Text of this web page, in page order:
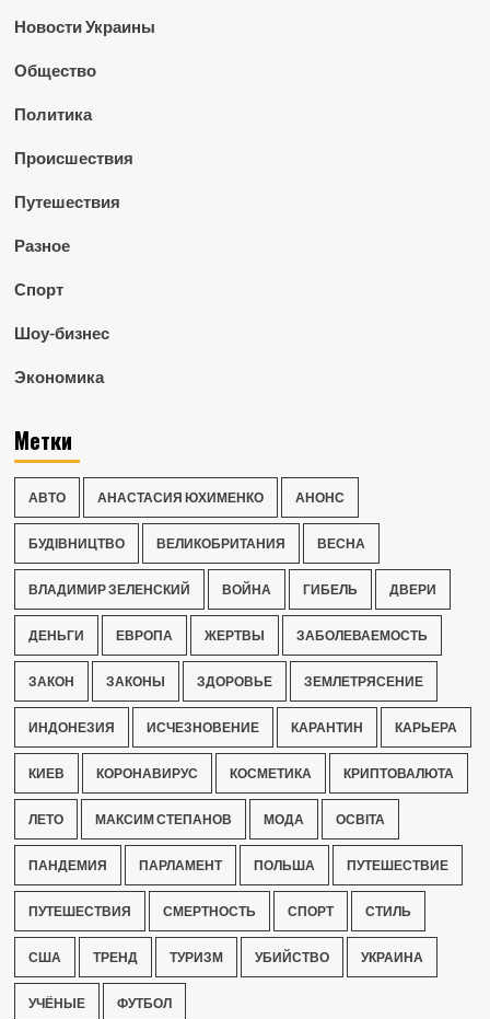
Новости Украины
Общество
Политика
Происшествия
Путешествия
Разное
Спорт
Шоу-бизнес
Экономика
Метки
АВТО АНАСТАСИЯ ЮХИМЕНКО АНОНС
БУДІВНИЦТВО ВЕЛИКОБРИТАНИЯ ВЕСНА
ВЛАДИМИР ЗЕЛЕНСКИЙ ВОЙНА ГИБЕЛЬ ДВЕРИ
ДЕНЬГИ ЕВРОПА ЖЕРТВЫ ЗАБОЛЕВАЕМОСТЬ
ЗАКОН ЗАКОНЫ ЗДОРОВЬЕ ЗЕМЛЕТРЯСЕНИЕ
ИНДОНЕЗИЯ ИСЧЕЗНОВЕНИЕ КАРАНТИН КАРЬЕРА
КИЕВ КОРОНАВИРУС КОСМЕТИКА КРИПТОВАЛЮТА
ЛЕТО МАКСИМ СТЕПАНОВ МОДА ОСВІТА
ПАНДЕМИЯ ПАРЛАМЕНТ ПОЛЬША ПУТЕШЕСТВИЕ
ПУТЕШЕСТВИЯ СМЕРТНОСТЬ СПОРТ СТИЛЬ
США ТРЕНД ТУРИЗМ УБИЙСТВО УКРАИНА
УЧЁНЫЕ ФУТБОЛ